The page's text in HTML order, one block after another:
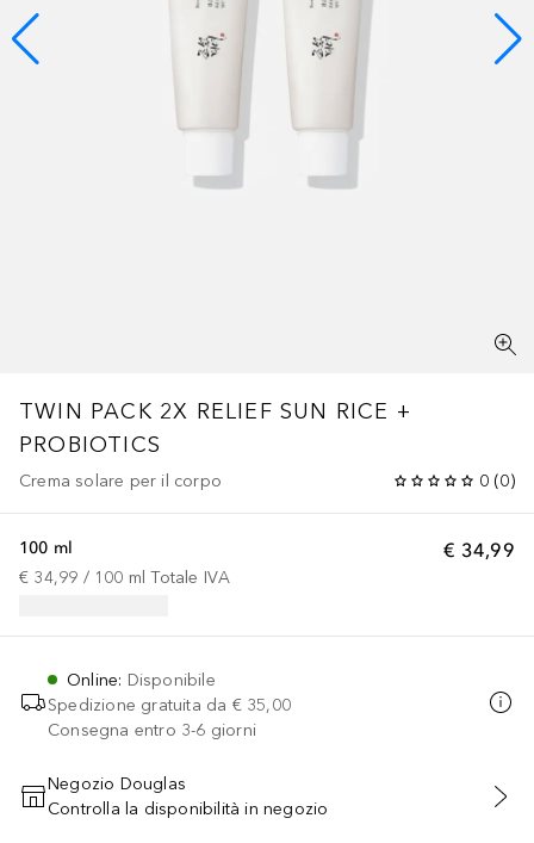
TWIN PACK 2X RELIEF SUN RICE +
PROBIOTICS
Crema solare per il corpo 0 (0)
€ 34,99
100 ml
€ 34,99 / 100 ml Totale IVA
Online: Disponibile
Spedizione gratuita da € 35,00
Consegna entro 3-6 giorni
AGGIUNGI AL CARRELLO
Negozio Douglas
Controlla la disponibilità in negozio